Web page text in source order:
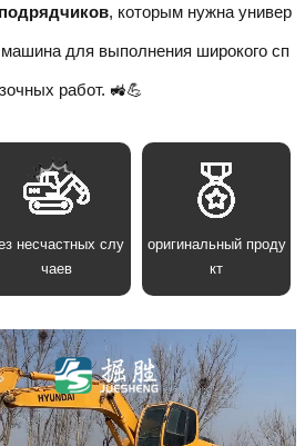
, которым нужна универ
для выполнения широкого сп
работ. 🚜💪
несчастных слу
чаев
оригинальный проду
кт